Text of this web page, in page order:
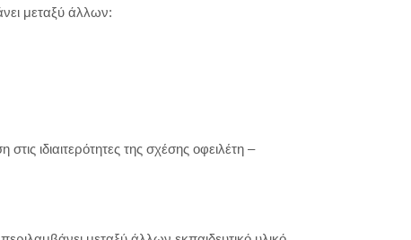
μεταξύ άλλων:
ιδιαιτερότητες της σχέσης οφειλέτη –